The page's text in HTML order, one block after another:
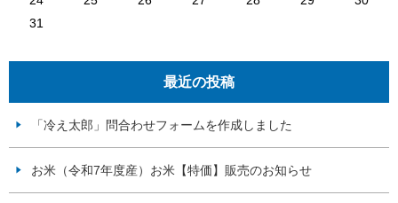
31
最近の投稿
「冷え太郎」問合わせフォームを作成しました
お米（令和7年度産）お米【特価】販売のお知らせ